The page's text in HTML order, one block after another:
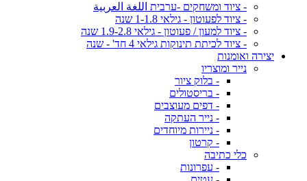
- ציוד ומשחקים -ערבית اللغة العربية
- ציוד לפעוטון - גילאי 1-1.8 שנה
- ציוד למעון / פעוטון - גילאי 1.9-2.8 שנה
- ציוד לכיתת תינוקות גילאי 4 חד' - שנה
יצירה ואומנות
נייר ומוצריו
- בלוק ציור
- בריסטולים
- דפים מעוצבים
- נייר העתקה
- ניירות מיוחדים
- קרטון
כלי כתיבה
- עפרונות